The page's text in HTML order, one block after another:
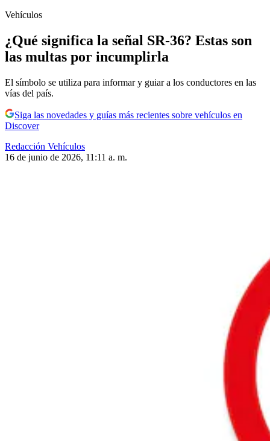
Vehículos
¿Qué significa la señal SR-36? Estas son
las multas por incumplirla
El símbolo se utiliza para informar y guiar a los conductores en las
vías del país.
Siga las novedades y guías más recientes sobre vehículos en
Discover
Redacción Vehículos
16 de junio de 2026, 11:11 a. m.